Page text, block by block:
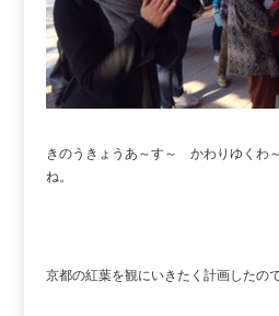
きのうきょうあ～す～ かわりゆくわ
ね。
京都の紅葉を観にいきたく計画したの